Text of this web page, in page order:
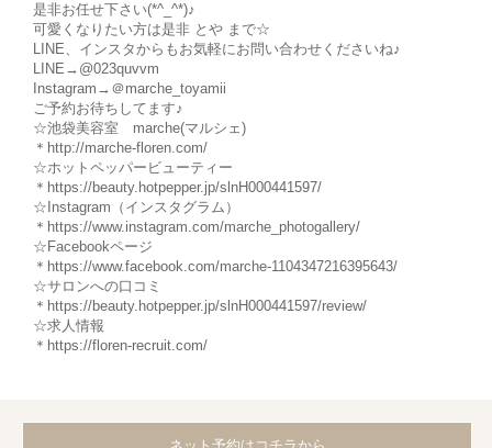
是非お任せ下さい(*^_^*)♪
可愛くなりたい方は是非 とや まで☆
LINE、インスタからもお気軽にお問い合わせくださいね♪
LINE→@023quvvm
Instagram→＠marche_toyamii
ご予約お待ちしてます♪
☆池袋美容室 marche(マルシェ)
＊http://marche-floren.com/
☆ホットペッパービューティー
＊https://beauty.hotpepper.jp/slnH000441597/
☆Instagram（インスタグラム）
＊https://www.instagram.com/marche_photogallery/
☆Facebookページ
＊https://www.facebook.com/marche-1104347216395643/
☆サロンへの口コミ
＊https://beauty.hotpepper.jp/slnH000441597/review/
☆求人情報
＊https://floren-recruit.com/